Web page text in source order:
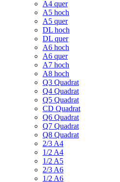
A4 quer
A5 hoch
A5 quer
DL hoch
DL quer
A6 hoch
A6 quer
A7 hoch
A8 hoch
Q3 Quadrat
Q4 Quadrat
Q5 Quadrat
CD Quadrat
Q6 Quadrat
Q7 Quadrat
Q8 Quadrat
2/3 A4
1/2 A4
1/2 A5
2/3 A6
1/2 A6